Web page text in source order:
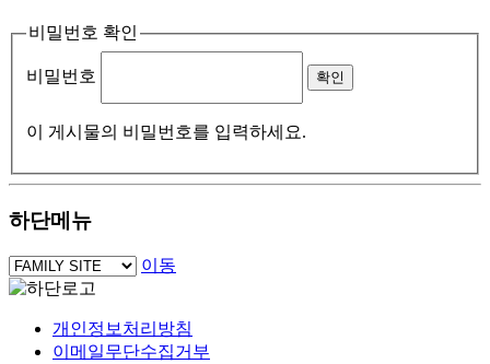
비밀번호 확인
비밀번호
이 게시물의 비밀번호를 입력하세요.
하단메뉴
이동
개인정보처리방침
이메일무단수집거부